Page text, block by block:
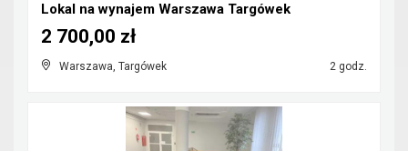
Lokal na wynajem Warszawa Targówek
Warszawa, Targówek 2 godz.
2 700,00 zł